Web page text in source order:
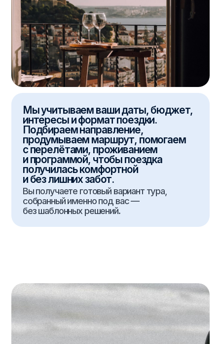
получилась комфортной
и без лишних забот.
Вы получаете готовый вариант тура,
собранный именно под вас —
без шаблонных решений.
индивидуальное
путешествие
для вас
Подберём маршрут, программу и даты
под ваши пожелания. Быстро оформим
путешествие и поможем на каждом этапе.